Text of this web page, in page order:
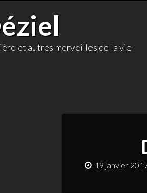
et autres merveilles de la vie
19 janvier